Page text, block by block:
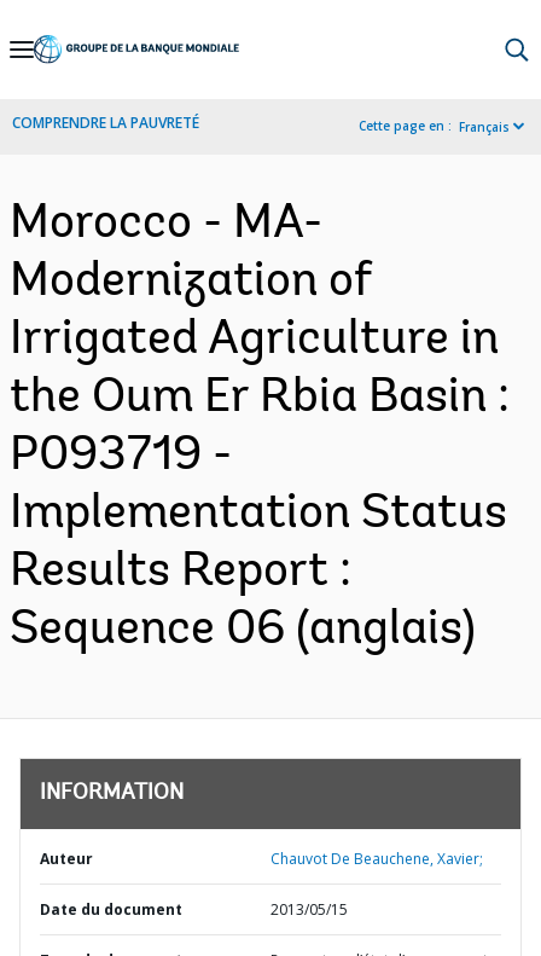
Skip
Navigation
COMPRENDRE LA PAUVRETÉ Cette page en : Français
Morocco - MA-
Modernization of
Irrigated Agriculture in
the Oum Er Rbia Basin :
P093719 -
Implementation Status
Results Report :
Sequence 06 (anglais)
INFORMATION
Auteur Chauvot De Beauchene, Xavier;
Date du document 2013/05/15